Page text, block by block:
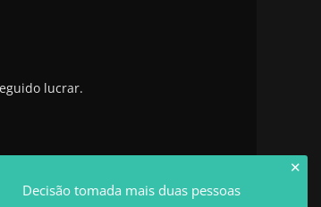
lucrar.
✕
Decisão tomada mais duas pessoas